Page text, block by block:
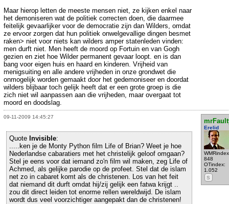
Maar hierop letten de meeste mensen niet, ze kijken enkel naar
het demoniseren wat de politiek correcten doen, die daarmee
feitelijk gevaarlijker voor de democratie zijn dan Wilders, omdat
ze ervoor zorgen dat hun politiek onwelgevallige dingen besmet
raken> niet voor niets kan wilders amper statenleden vinden:
men durft niet. Men heeft de moord op Fortuin en van Gogh
gezien en ziet hoe Wilder permanent gevaar loopt. en is dan
bang voor eigen huis en haard en kinderen. Vrijheid van
menigsuiting en alle andere vrijheden in onze grondwet die
onmogelijk worden gemaakt door het gedemoniseer en doordat
wilders blijbaar toch gelijk heeft dat er een grote groep is die
zich niet wil aanpassen aan die vrijheden, maar overgaat tot
moord en doodslag.
09-11-2009 14:45:27
Erelid
848
OTindex:
1.052
S
Quote Invisible:
.....ken je de Monty Python film Life of Brian? Weet je hoe
Nederlandse cabaratiers met het christelijk geloof omgaan?
Stel je eens voor dat iemand zo'n film wil maken, zeg Life of
Achmed, als gelijke parodie op de profeet. Stel dat de islam
net zo in cabaret komt als de christenen. Los van het feit
dat niemand dit durft omdat hij/zij gelijk een fatwa krijgt ..
zou dit direct leiden tot enorme rellen wereldwijd. De islam
wordt dus veel voorzichtiger aangepakt dan de christenen!